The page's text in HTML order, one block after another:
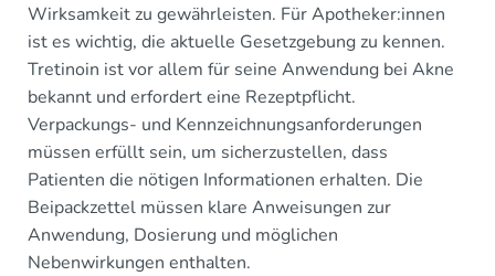
Wirksamkeit zu gewährleisten. Für Apotheker:innen
ist es wichtig, die aktuelle Gesetzgebung zu kennen.
Tretinoin ist vor allem für seine Anwendung bei Akne
bekannt und erfordert eine Rezeptpflicht.
Verpackungs- und Kennzeichnungsanforderungen
müssen erfüllt sein, um sicherzustellen, dass
Patienten die nötigen Informationen erhalten. Die
Beipackzettel müssen klare Anweisungen zur
Anwendung, Dosierung und möglichen
Nebenwirkungen enthalten.